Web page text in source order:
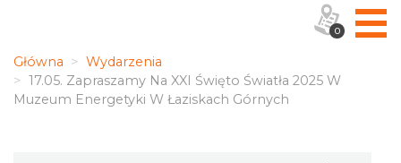
Główna
Wydarzenia
17.05. Zapraszamy Na XXI Święto Światła 2025 W
Muzeum Energetyki W Łaziskach Górnych
0